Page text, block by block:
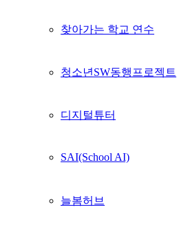
찾아가는 학교 연수
청소년SW동행프로젝트
디지털튜터
SAI(School AI)
늘봄허브